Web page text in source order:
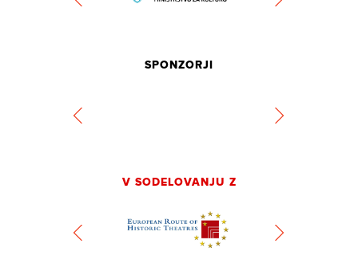
SPONZORJI
V SODELOVANJU Z